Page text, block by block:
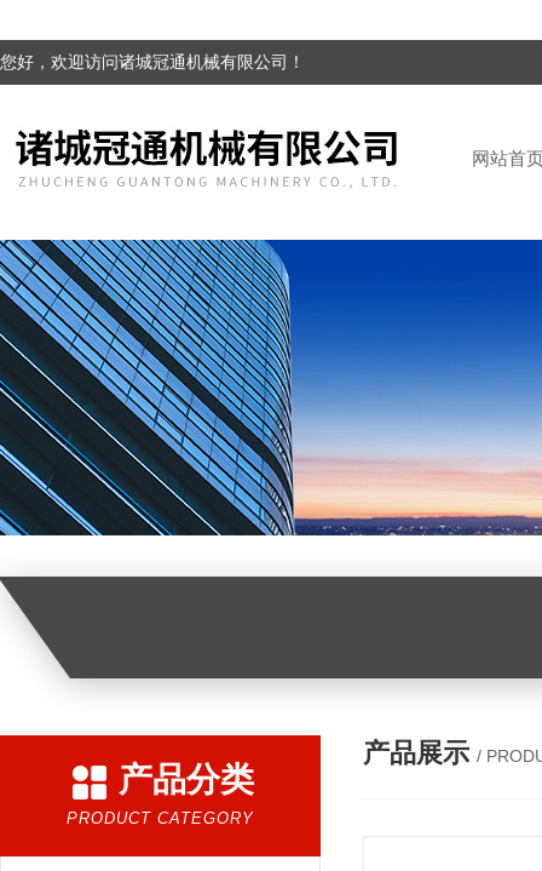
您好，欢迎访问诸城冠通机械有限公司！
网站首
产品分类
PRODUCT CATEGORY
产品展示 /